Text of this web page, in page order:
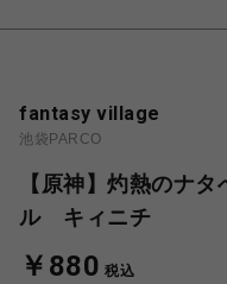
fantasy village
池袋PARCO
【原神】灼熱のナ
ル キィニチ
￥880 税込